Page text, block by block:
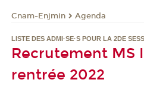
Cnam-Enjmin Agenda
LISTE DES ADMI·SE·S POUR LA 2DE
Recrutement MS
rentrée 2022